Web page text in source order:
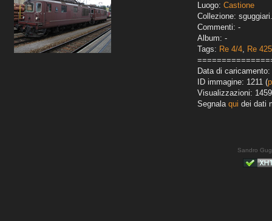
Luogo: Castione
Collezione:
Commenti: -
Album: -
Tags: Re 4/4, Re 425
Data di caricamento:
ID immagine: 1211 (
Visualizzazioni: 1459
Segnala qui dei dati
Sandro